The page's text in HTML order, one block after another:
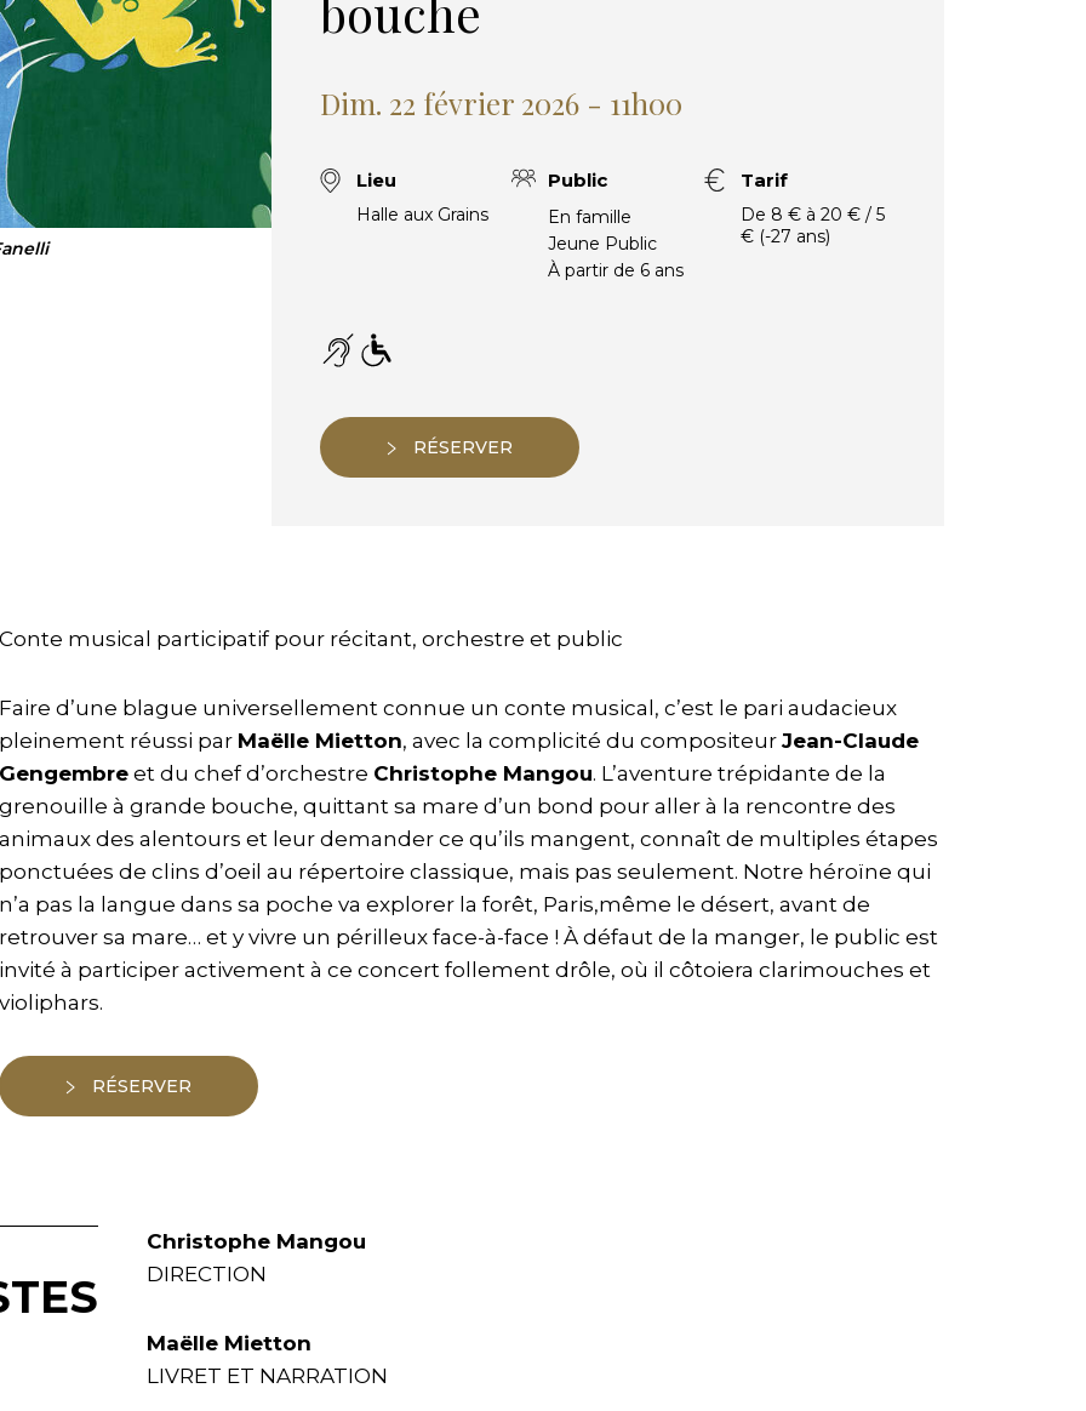
bouche
Dim. 22 février 2026 - 11h00
Lieu
Halle aux Grains
Public
En famille
Jeune Public
À partir de 6 ans
Tarif
De 8 € à 20 € / 5
€ (-27 ans)
RÉSERVER
Conte musical participatif pour récitant, orchestre et public
Faire d’une blague universellement connue un conte musical, c’est le pari audacieux
pleinement réussi par Maëlle Mietton, avec la complicité du compositeur Jean-Claude
Gengembre et du chef d’orchestre Christophe Mangou. L’aventure trépidante de la
grenouille à grande bouche, quittant sa mare d’un bond pour aller à la rencontre des
animaux des alentours et leur demander ce qu’ils mangent, connaît de multiples étapes
ponctuées de clins d’oeil au répertoire classique, mais pas seulement. Notre héroïne qui
n’a pas la langue dans sa poche va explorer la forêt, Paris,même le désert, avant de
retrouver sa mare… et y vivre un périlleux face-à-face ! À défaut de la manger, le public est
invité à participer activement à ce concert follement drôle, où il côtoiera clarimouches et
violiphars.
RÉSERVER
Christophe Mangou
DIRECTION
Maëlle Mietton
LIVRET ET NARRATION